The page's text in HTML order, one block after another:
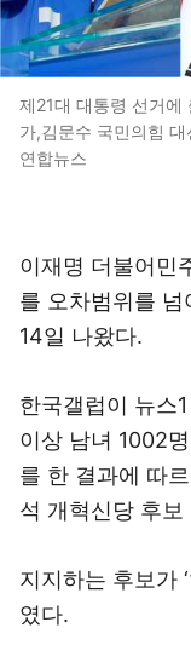
제21대 대통령 선거에
가,김문수 국민의힘
연합뉴스
이재명 더불어민
를 오차범위를
14일 나왔다.
한국갤럽이 뉴스
이상 남녀 1002
를 한 결과에 따
석 개혁신당 후
지지하는 후보가 ‘
였다.